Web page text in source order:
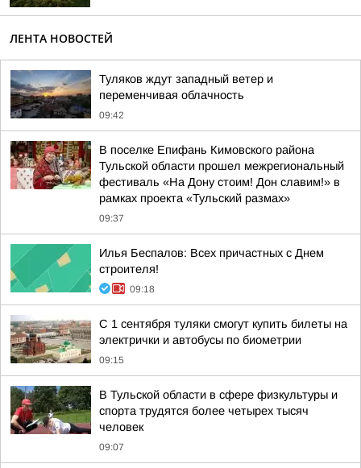
ЛЕНТА НОВОСТЕЙ
Туляков ждут западный ветер и
переменчивая облачность
09:42
В поселке Епифань Кимовского района
Тульской области прошел межрегиональный
фестиваль «На Дону стоим! Дон славим!» в
рамках проекта «Тульский размах»
09:37
Илья Беспалов: Всех причастных с Днем
строителя!
09:18
С 1 сентября туляки смогут купить билеты на
электрички и автобусы по биометрии
09:15
В Тульской области в сфере физкультуры и
спорта трудятся более четырех тысяч
человек
09:07